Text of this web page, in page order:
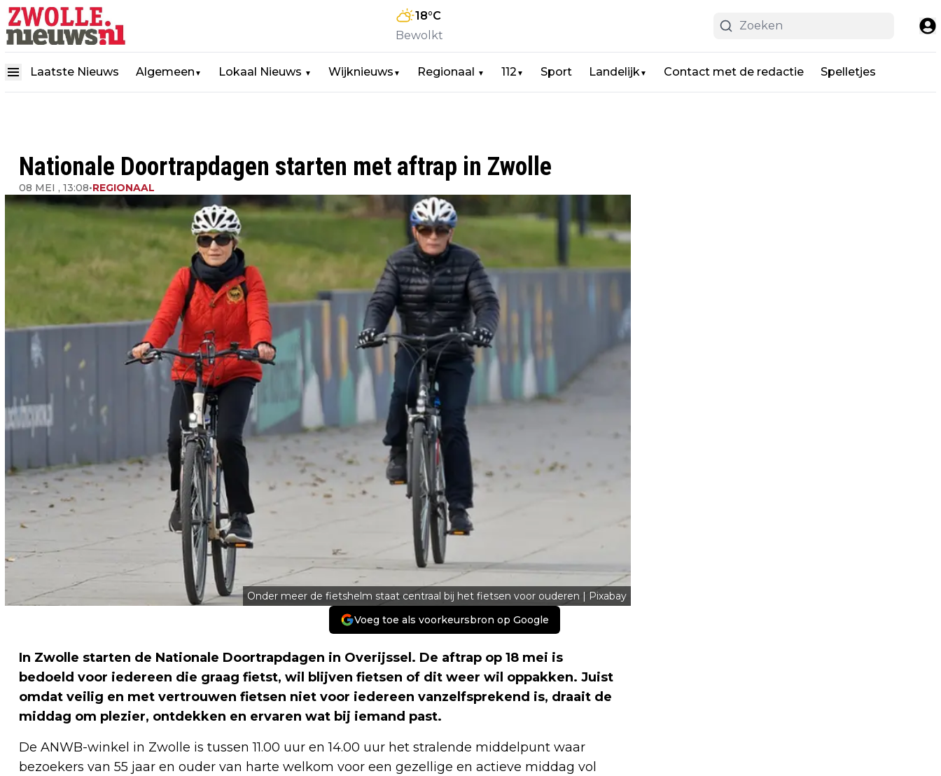
18°C
Bewolkt
Laatste Nieuws Algemeen ▼ Lokaal Nieuws ▼ Wijknieuws ▼ Regionaal ▼ 112 ▼ Sport Landelijk▼ Contact met de redactie Spelletjes
Nationale Doortrapdagen starten met aftrap in Zwolle
08 MEI , 13:08•REGIONAAL
Onder meer de fietshelm staat centraal bij het fietsen voor ouderen | Pixabay
Voeg toe als voorkeursbron op Google
In Zwolle starten de Nationale Doortrapdagen in Overijssel. De aftrap op 18 mei is
bedoeld voor iedereen die graag fietst, wil blijven fietsen of dit weer wil oppakken. Juist
omdat veilig en met vertrouwen fietsen niet voor iedereen vanzelfsprekend is, draait de
middag om plezier, ontdekken en ervaren wat bij iemand past.
De ANWB-winkel in Zwolle is tussen 11.00 uur en 14.00 uur het stralende middelpunt waar
bezoekers van 55 jaar en ouder van harte welkom voor een gezellige en actieve middag vol